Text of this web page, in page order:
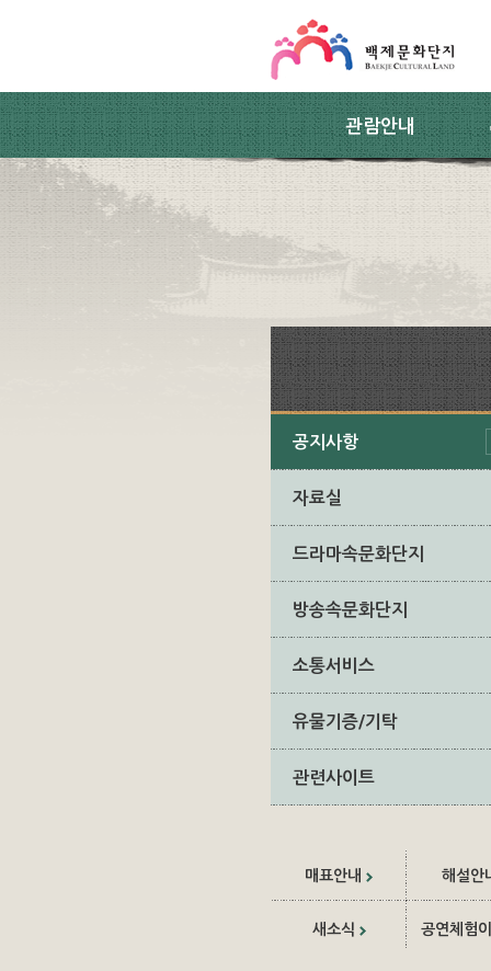
관람안내
공지사항
자료실
드라마속문화단지
방송속문화단지
소통서비스
유물기증/기탁
관련사이트
매표안내 해설안
새소식 공연체험